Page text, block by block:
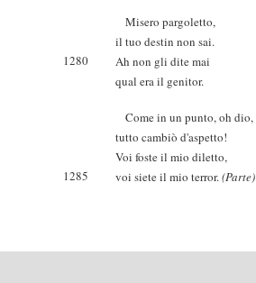
Misero pargoletto,
il tuo destin non sai.
1280
Ah non gli dite mai
qual era il genitor.
Come in un punto, oh dio,
tutto cambiò d'aspetto!
Voi foste il mio diletto,
1285
voi siete il mio terror.(Parte)